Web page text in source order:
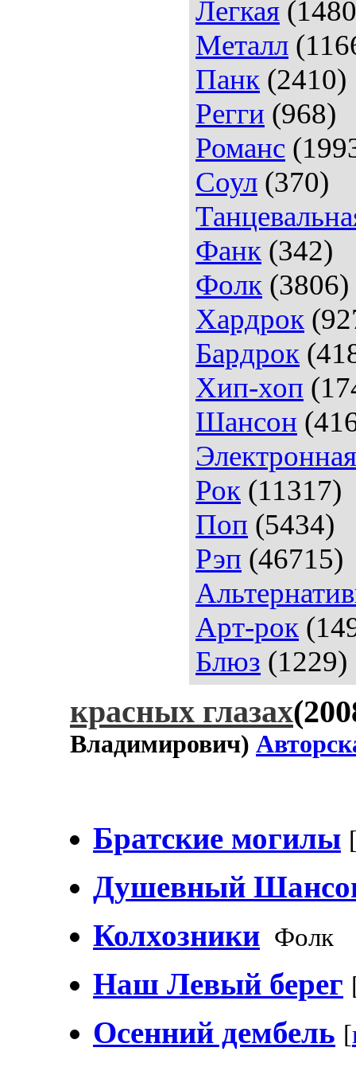
Легкая
Металл
Панк (2410)
Регги (968)
Романс
Соул (370)
Фанк (342)
Фолк (3806)
Хардрок
Бардрок
Хип-хоп
Шансон
Электронная
Рок (11317)
Поп (5434)
Рэп (46715)
Арт-рок
Блюз (1229)
красных глазах
Владимирович)
Братские могилы
Душевный
Колхозники Фолк
Наш Левый берег
Осенний дембель [